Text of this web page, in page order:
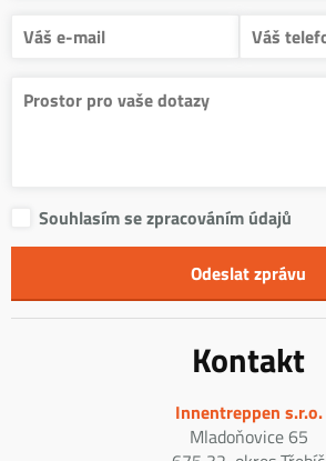
Souhlasím se zpracováním údajů
Kontakt
Innentreppen s.r.o.
Mladoňovice 65